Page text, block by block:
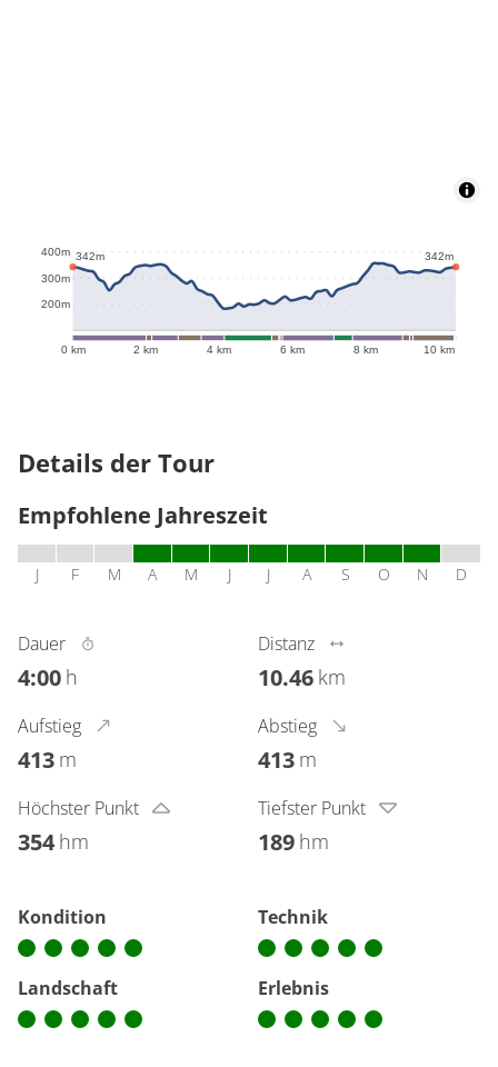
0 km 2 km 4 km 6 km 8 km 10 km
200m
300m
400m 342m 342m
Details der Tour
Empfohlene Jahreszeit
J F M A M J J A S O N D
Dauer
4:00 h
Distanz
10.46 km
Aufstieg
413 m
Abstieg
413 m
Höchster Punkt
354 hm
Tiefster Punkt
189 hm
Kondition Technik
Landschaft Erlebnis